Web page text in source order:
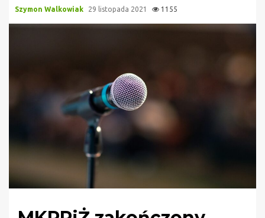
Szymon Walkowiak 29 listopada 2021 1155